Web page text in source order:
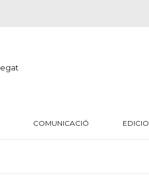
COMUNICACIÓ